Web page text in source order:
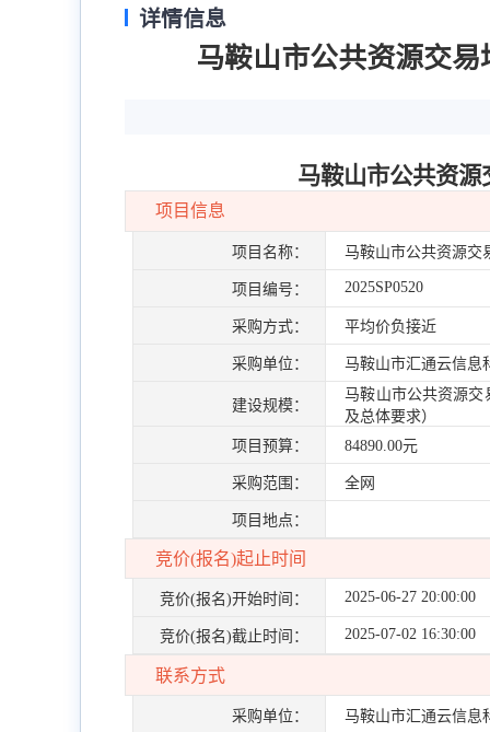
详情信息
马鞍山市公共资源交
马鞍山市公共资
项目信息
项目名称： 马鞍山市公共资源交
项目编号： 2025SP0520
采购方式： 平均价负接近
采购单位： 马鞍山市汇通云信息
建设规模：
马鞍山市公共资源交
及总体要求）
项目预算：
84890.00元
采购范围： 全网
项目地点：
竞价(报名)起止时间
竞价(报名)开始时间： 2025-06-27 20:00:00
竞价(报名)截止时间： 2025-07-02 16:30:00
联系方式
采购单位： 马鞍山市汇通云信息